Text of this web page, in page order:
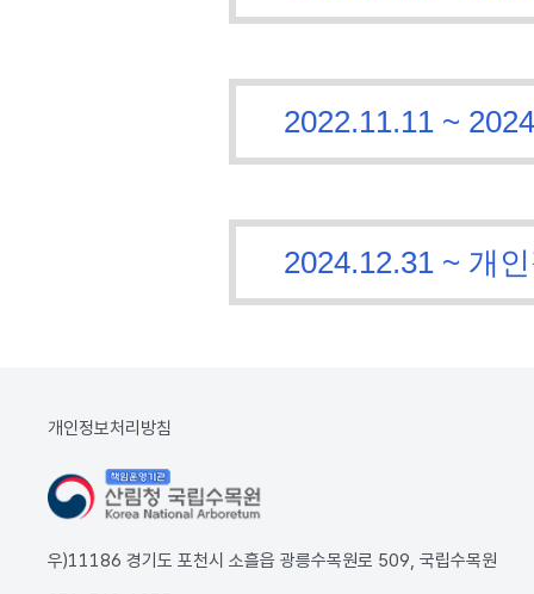
2022.11.11 ~
2024.12.31 ~ 개
개인정보처리방침
우)11186 경기도 포천시 소흘읍 광릉수목원로 509, 국립수목원